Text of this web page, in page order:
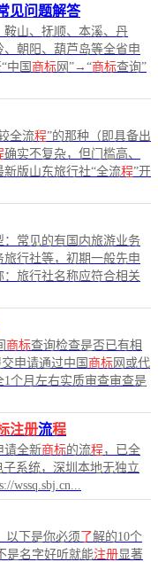
见问题解答
山、抚顺、本溪、丹
、朝阳、葫芦岛等全省申
中国商标网”→“商标查询”
全流程”的那种（即具备出
确实不复杂，但门槛高、
版山东旅行社“全流程”开
常见的有国内旅游业务
行社等，初期一般先申
旅行社名称应符合相关
商标查询检查是否已有相
申请通过中国商标网或代
个月左右实质审查审查是
注册流程
请全新商标的流程，已全
子系统，深圳本地无独立
wssq.sbj.cn...
以下是你必须了解的10个
是名字好听就能注册显著